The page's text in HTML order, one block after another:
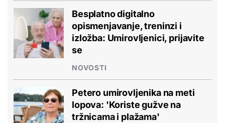
Besplatno digitalno
opismenjavanje, treninzi i
izložba: Umirovljenici, prijavite
se
NOVOSTI
Petero umirovljenika na meti
lopova: 'Koriste gužve na
tržnicama i plažama'